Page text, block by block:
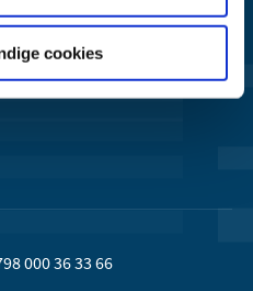
cookies
000 36 33 66